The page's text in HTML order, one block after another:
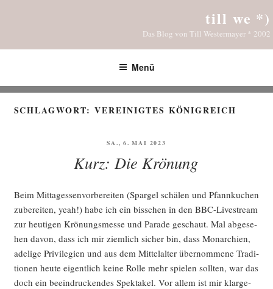
till we *)
Das Blog von Till Westermayer * 2002
Menü
SCHLAGWORT:VEREINIGTES KÖNIGREICH
VERÖFFENTLICHT
SA., 6. MAI 2023
Kurz: Die Krönung
Beim Mit­tag­essen­vor­be­rei­ten (Spar­gel schä­len und Pfann­ku­chen
zube­rei­ten, yeah!) habe ich ein biss­chen in den BBC-Live­stream
zur heu­ti­gen Krö­nungs­mes­se und Para­de geschaut. Mal abge­se­
hen davon, dass ich mir ziem­lich sicher bin, dass Mon­ar­chien,
ade­li­ge Pri­vi­le­gi­en und aus dem Mit­tel­al­ter über­nom­me­ne Tra­di­
tio­nen heu­te eigent­lich kei­ne Rol­le mehr spie­len soll­ten, war das
doch ein beein­dru­cken­des Spek­ta­kel. Vor allem ist mir klar­ge­